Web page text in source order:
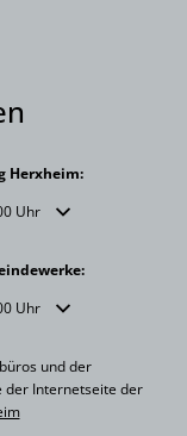
Herxheim:
Uhr
Uhr
und der
der Internetseite der